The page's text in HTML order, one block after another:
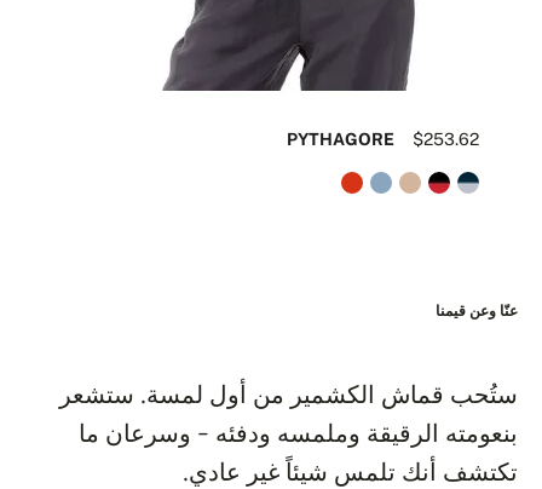
$253.62
PYTHAGORE
عنّا وعن قيمنا
ستُحب قماش الكشمير من أول لمسة. ستشعر
بنعومته الرقيقة وملمسه ودفئه - وسرعان ما
تكتشف أنك تلمس شيئاً غير عادي.